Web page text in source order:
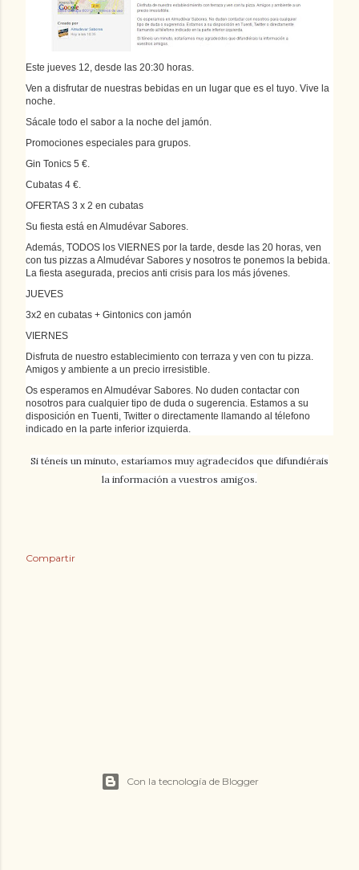
Este jueves 12, desde las 20:30 horas.
Ven a disfrutar de nuestras bebidas en un lugar que es el tuyo. Vive la
noche.
Sácale todo el sabor a la noche del jamón.
Promociones especiales para grupos.
Gin Tonics 5 €.
Cubatas 4 €.
OFERTAS 3 x 2 en cubatas
Su fiesta está en Almudévar Sabores.
Además, TODOS los VIERNES por la tarde, desde las 20 horas, ven
con tus pizzas a Almudévar Sabores y nosotros te ponemos la bebida.
La fiesta asegurada, precios anti crisis para los más jóvenes.
JUEVES
3x2 en cubatas + Gintonics con jamón
VIERNES
Disfruta de nuestro establecimiento con terraza y ven con tu pizza.
Amigos y ambiente a un precio irresistible.
Os esperamos en Almudévar Sabores. No duden contactar con
nosotros para cualquier tipo de duda o sugerencia. Estamos a su
disposición en Tuenti, Twitter o directamente llamando al télefono
indicado en la parte inferior izquierda.
Si téneis un minuto, estaríamos muy agradecidos que difundiérais
la información a vuestros amigos.
Compartir
Con la tecnología de Blogger